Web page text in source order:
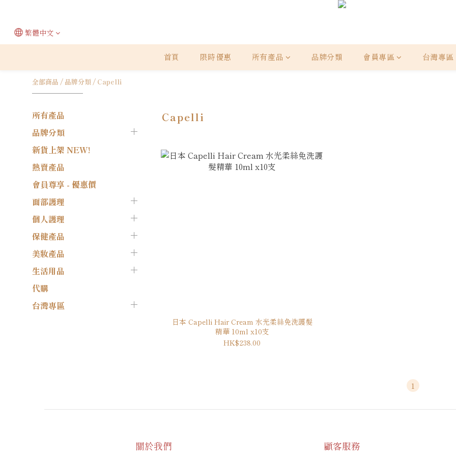
繁體中文
首頁 限時優惠 所有產品 品牌分類 會員專區 台灣專區
全部商品 / 品牌分類/ Capelli
所有產品
品牌分類
新貨上架 NEW!
熱賣產品
會員尊享 - 優惠價
面部護理
個人護理
保健產品
美妝產品
生活用品
代購
台灣專區
Capelli
日本 Capelli Hair Cream 水光柔絲免洗護髮
精華 10ml x10支
HK$238.00
1
關於我們 顧客服務